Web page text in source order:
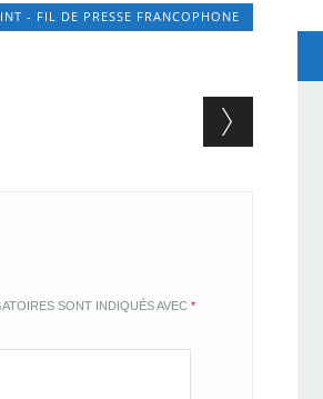
- FIL DE PRESSE FRANCOPHONE
SONT INDIQUÉS AVEC *